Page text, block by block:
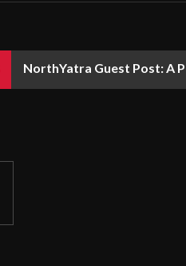
NorthYatra Guest Post: A